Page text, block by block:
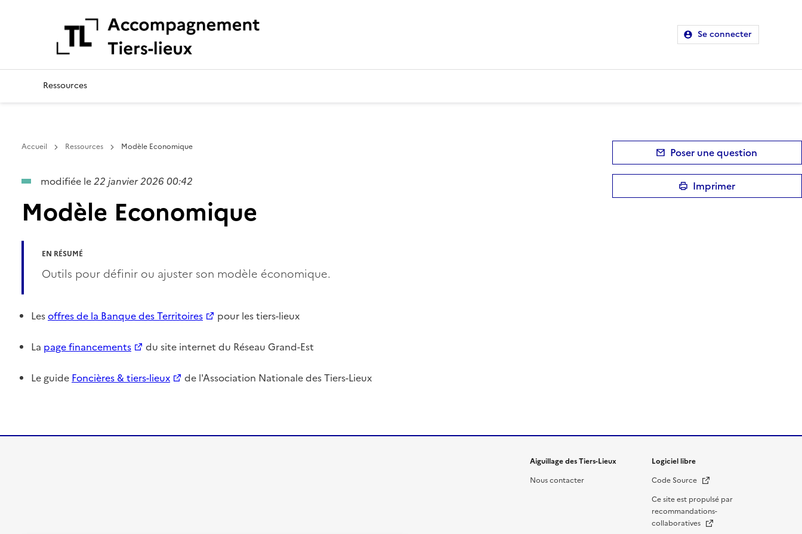
Aiguillage des Tiers-Lieux
Se connecter
Ressources
Accueil Ressources Modèle Economique
modifiée le22 janvier 2026 00:42
Modèle Economique
EN RÉSUMÉ
Outils pour définir ou ajuster son modèle économique.
Lesoffres de la Banque des Territoires pour les tiers-lieux
La page financements du site internet du Réseau Grand-Est
Le guide Foncières & tiers-lieux de l'Association Nationale des Tiers-Lieux
Poser une question
Imprimer
Aiguillage des Tiers-Lieux
Nous contacter
Logiciel libre
Code Source Nouvelle fenêtre
Ce site est propulsé par
recommandations-
collaboratives Nouvelle fenêtre